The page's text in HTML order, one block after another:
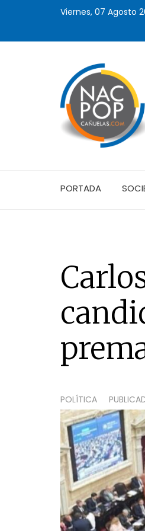
Viernes, 07 Agosto
PORTADA
POLÍTICA